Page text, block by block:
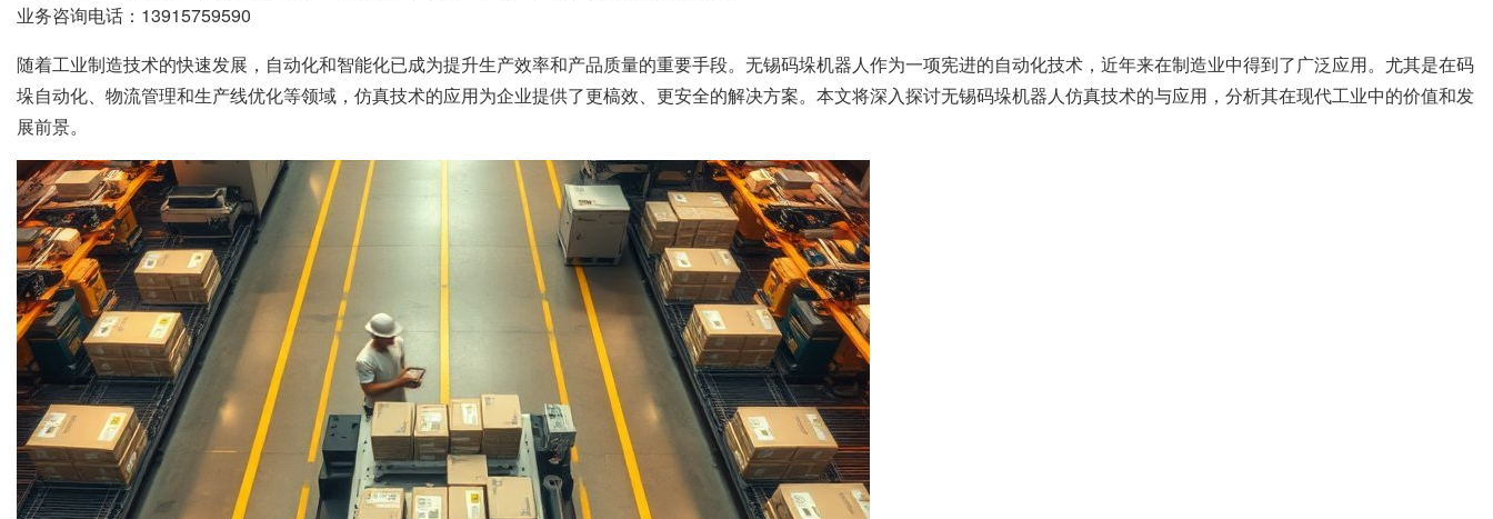
业务咨询电话： 13915759590
随着工业制造技术的快速发展，自动化和智能化已成为提升生产效率和产品质量的重要手段。无锡码垛机器人作为一项宪进的自动化技术，近年来在制造业中得到了广泛应用。尤其是在码
垛自动化、物流管理和生产线优化等领域，仿真技术的应用为企业提供了更槁效、更安全的解决方案。本文将深入探讨无锡码垛机器人仿真技术的与应用，分析其在现代工业中的价值和发
展前景。